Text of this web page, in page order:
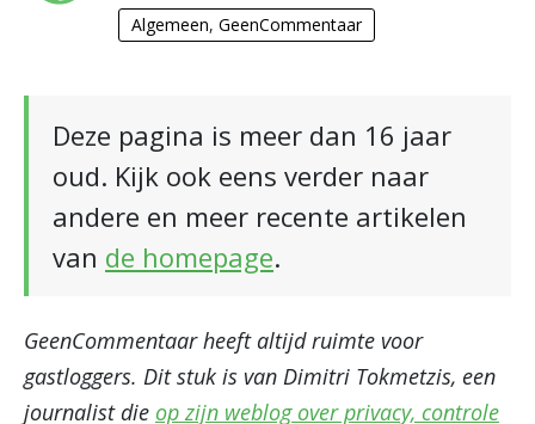
Algemeen, GeenCommentaar
Deze pagina is meer dan 16 jaar
oud. Kijk ook eens verder naar
andere en meer recente artikelen
van de homepage.
GeenCommentaar heeft altijd ruimte voor
gastloggers. Dit stuk is van Dimitri Tokmetzis, een
journalist die op zijn weblog over privacy, controle